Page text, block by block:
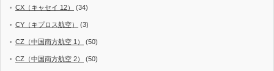
CX（キャセイ 12） (34)
CY（キプロス航空） (3)
CZ（中国南方航空 1） (50)
CZ（中国南方航空 2） (50)